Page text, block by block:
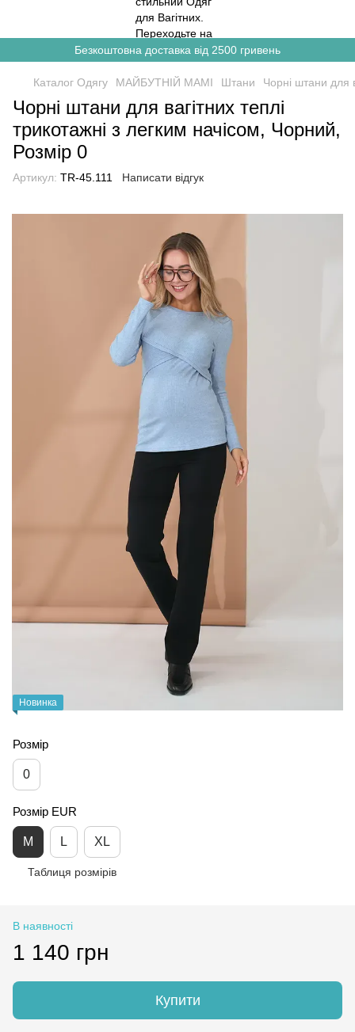
Безкоштовна доставка від 2500 гривень
Каталог Одягу МАЙБУТНІЙ МАМІ Штани Чорні штани для
Чорні штани для вагітних теплі
трикотажні з легким начісом, Чорний,
Розмір 0
Артикул: TR-45.111 Написати відгук
Новинка
Розмір
0
Розмір EUR
M L XL
Таблиця розмірів
В наявності
1 140 грн
Купити